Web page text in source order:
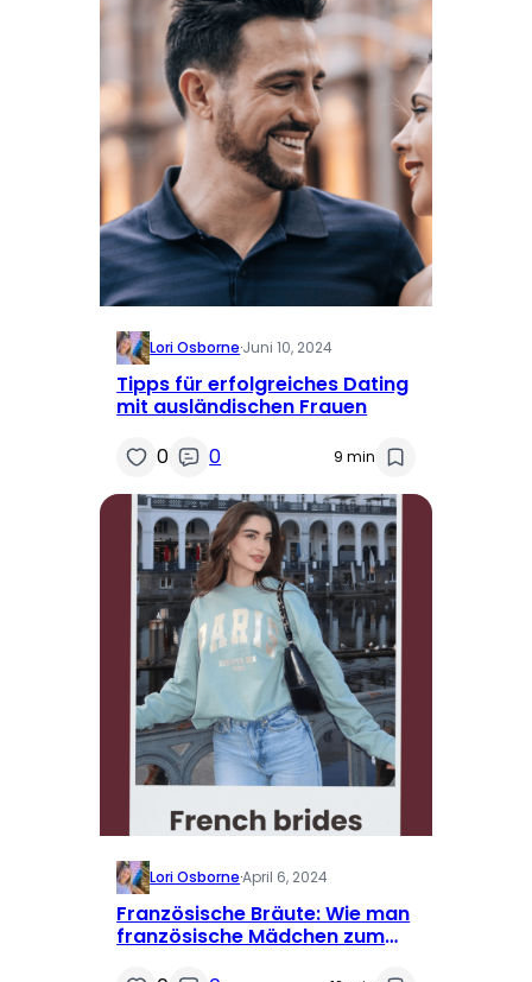
Lori Osborne·Juni 10, 2024
Tipps für erfolgreiches Dating
mit ausländischen Frauen
0
0 9 min
Lori Osborne·April 6, 2024
Französische Bräute: Wie man
französische Mädchen zum